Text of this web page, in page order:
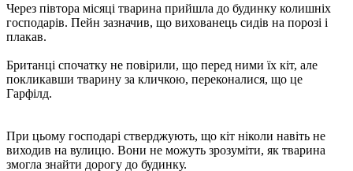
Через півтора місяці тварина прийшла до будинку колишніх
господарів. Пейн зазначив, що вихованець сидів на порозі і
плакав.
Британці спочатку не повірили, що перед ними їх кіт, але
покликавши тварину за кличкою, переконалися, що це
Гарфілд.
При цьому господарі стверджують, що кіт ніколи навіть не
виходив на вулицю. Вони не можуть зрозуміти, як тварина
змогла знайти дорогу до будинку.